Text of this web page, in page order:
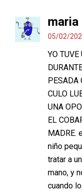
maria
05/02/
YO TUVE
PESADA
CULO
UNA
EL
MADRE.
niño
tratar a
mano, y
cuando